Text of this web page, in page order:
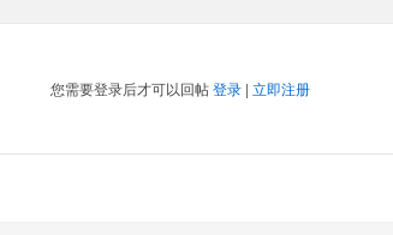
您需要登录后才可以回帖登录 | 立即注册